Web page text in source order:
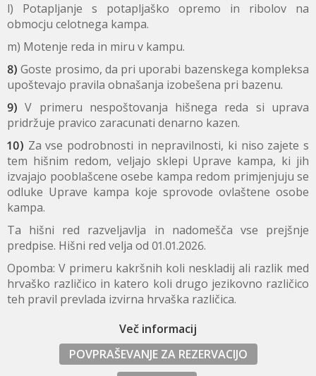
l) Potapljanje s potapljaško opremo in ribolov na
obmocju celotnega kampa.
m) Motenje reda in miru v kampu.
8) Goste prosimo, da pri uporabi bazenskega kompleksa
upoštevajo pravila obnašanja izobešena pri bazenu.
9) V primeru nespoštovanja hišnega reda si uprava
pridržuje pravico zaracunati denarno kazen.
10) Za vse podrobnosti in nepravilnosti, ki niso zajete s
tem hišnim redom, veljajo sklepi Uprave kampa, ki jih
izvajajo pooblašcene osebe kampa redom primjenjuju se
odluke Uprave kampa koje sprovode ovlaštene osobe
kampa.
Ta hišni red razveljavlja in nadomešča vse prejšnje
predpise. Hišni red velja od 01.01.2026.
Opomba: V primeru kakršnih koli neskladij ali razlik med
hrvaško različico in katero koli drugo jezikovno različico
teh pravil prevlada izvirna hrvaška različica.
Več informacij
POVPRAŠEVANJE ZA REZERVACIJO